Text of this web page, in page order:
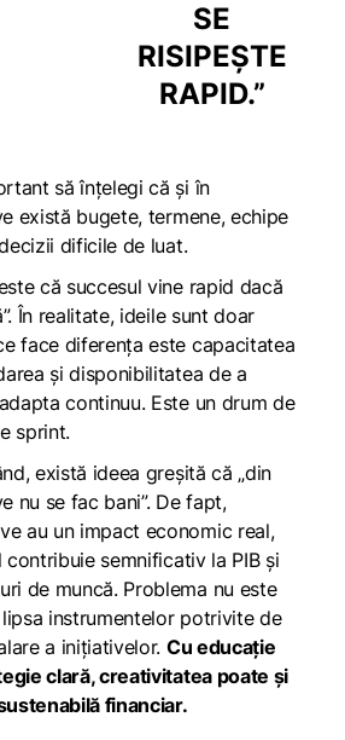
SE
RISIPEȘTE
RAPID.”
să înțelegi că și în
există bugete, termene, echipe
dificile de luat.
că succesul vine rapid dacă
În realitate, ideile sunt doar
face diferența este capacitatea
și disponibilitatea de a
continuu. Este un drum de
sprint.
există ideea greșită că „din
nu se fac bani”. De fapt,
au un impact economic real,
semnificativ la PIB și
de muncă. Problema nu este
instrumentelor potrivite de
a inițiativelor. Cu educație
clară, creativitatea poate și
financiar.